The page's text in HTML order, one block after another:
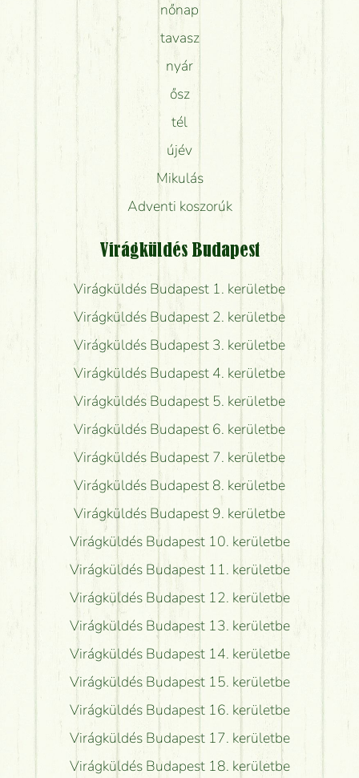
nőnap
tavasz
nyár
ősz
tél
újév
Mikulás
Adventi koszorúk
Virágküldés Budapest
Virágküldés Budapest 1. kerületbe
Virágküldés Budapest 2. kerületbe
Virágküldés Budapest 3. kerületbe
Virágküldés Budapest 4. kerületbe
Virágküldés Budapest 5. kerületbe
Virágküldés Budapest 6. kerületbe
Virágküldés Budapest 7. kerületbe
Virágküldés Budapest 8. kerületbe
Virágküldés Budapest 9. kerületbe
Virágküldés Budapest 10. kerületbe
Virágküldés Budapest 11. kerületbe
Virágküldés Budapest 12. kerületbe
Virágküldés Budapest 13. kerületbe
Virágküldés Budapest 14. kerületbe
Virágküldés Budapest 15. kerületbe
Virágküldés Budapest 16. kerületbe
Virágküldés Budapest 17. kerületbe
Virágküldés Budapest 18. kerületbe